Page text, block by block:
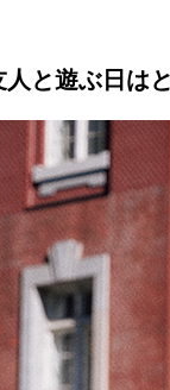
と遊ぶ日は